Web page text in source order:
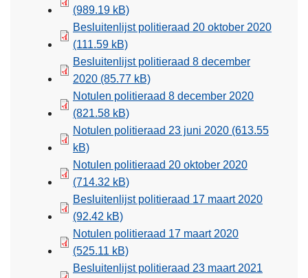
(989.19 kB)
Besluitenlijst politieraad 20 oktober 2020
(111.59 kB)
Besluitenlijst politieraad 8 december
2020 (85.77 kB)
Notulen politieraad 8 december 2020
(821.58 kB)
Notulen politieraad 23 juni 2020 (613.55
kB)
Notulen politieraad 20 oktober 2020
(714.32 kB)
Besluitenlijst politieraad 17 maart 2020
(92.42 kB)
Notulen politieraad 17 maart 2020
(525.11 kB)
Besluitenlijst politieraad 23 maart 2021